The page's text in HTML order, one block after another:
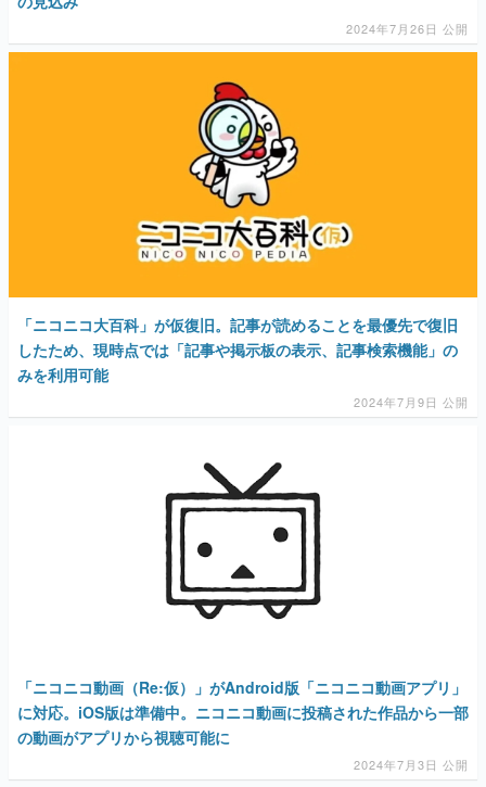
2024年7月26日 公開
「ニコニコ大百科」が仮復旧。記事が読めることを最優先で復旧
したため、現時点では「記事や掲示板の表示、記事検索機能」の
みを利用可能
2024年7月9日 公開
「ニコニコ動画（Re:仮）」がAndroid版「ニコニコ動画アプリ」
に対応。iOS版は準備中。ニコニコ動画に投稿された作品から一部
の動画がアプリから視聴可能に
2024年7月3日 公開